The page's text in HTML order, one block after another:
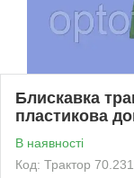
Блискавка
пластикова
В наявності
Код: Трактор 70.231